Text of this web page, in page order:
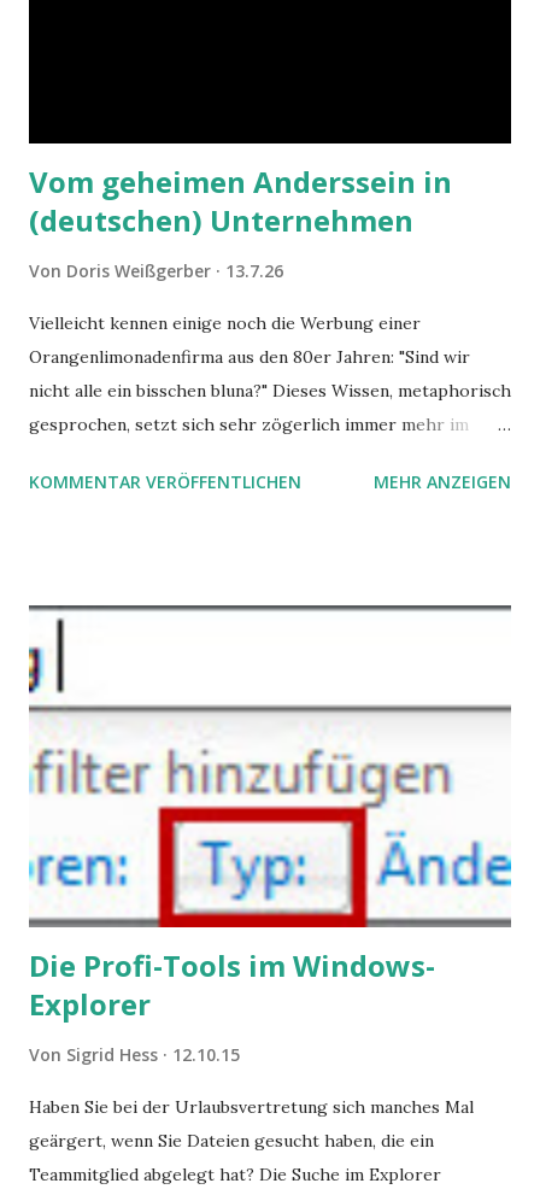
Vom geheimen Anderssein in
(deutschen) Unternehmen
Von Doris Weißgerber 13.7.26
Vielleicht kennen einige noch die Werbung einer
Orangenlimonadenfirma aus den 80er Jahren: "Sind wir
nicht alle ein bisschen bluna?" Dieses Wissen, metaphorisch
gesprochen, setzt sich sehr zögerlich immer mehr im
gleich. Im Arbeitskontext kann es zu nicht verstandenen
Angstzuständen ihrer Mitglieder. Dafür könnte es Gründe
geben, die weitgehend noch im Dunkeln zu liegen scheinen.
KOMMENTAR VERÖFFENTLICHEN MEHR ANZEIGEN
Die Profi-Tools im Windows-
Explorer
Von Sigrid Hess 12.10.15
Haben Sie bei der Urlaubsvertretung sich manches Mal
geärgert, wenn Sie Dateien gesucht haben, die ein
Teammitglied abgelegt hat? Die Suche im Explorer